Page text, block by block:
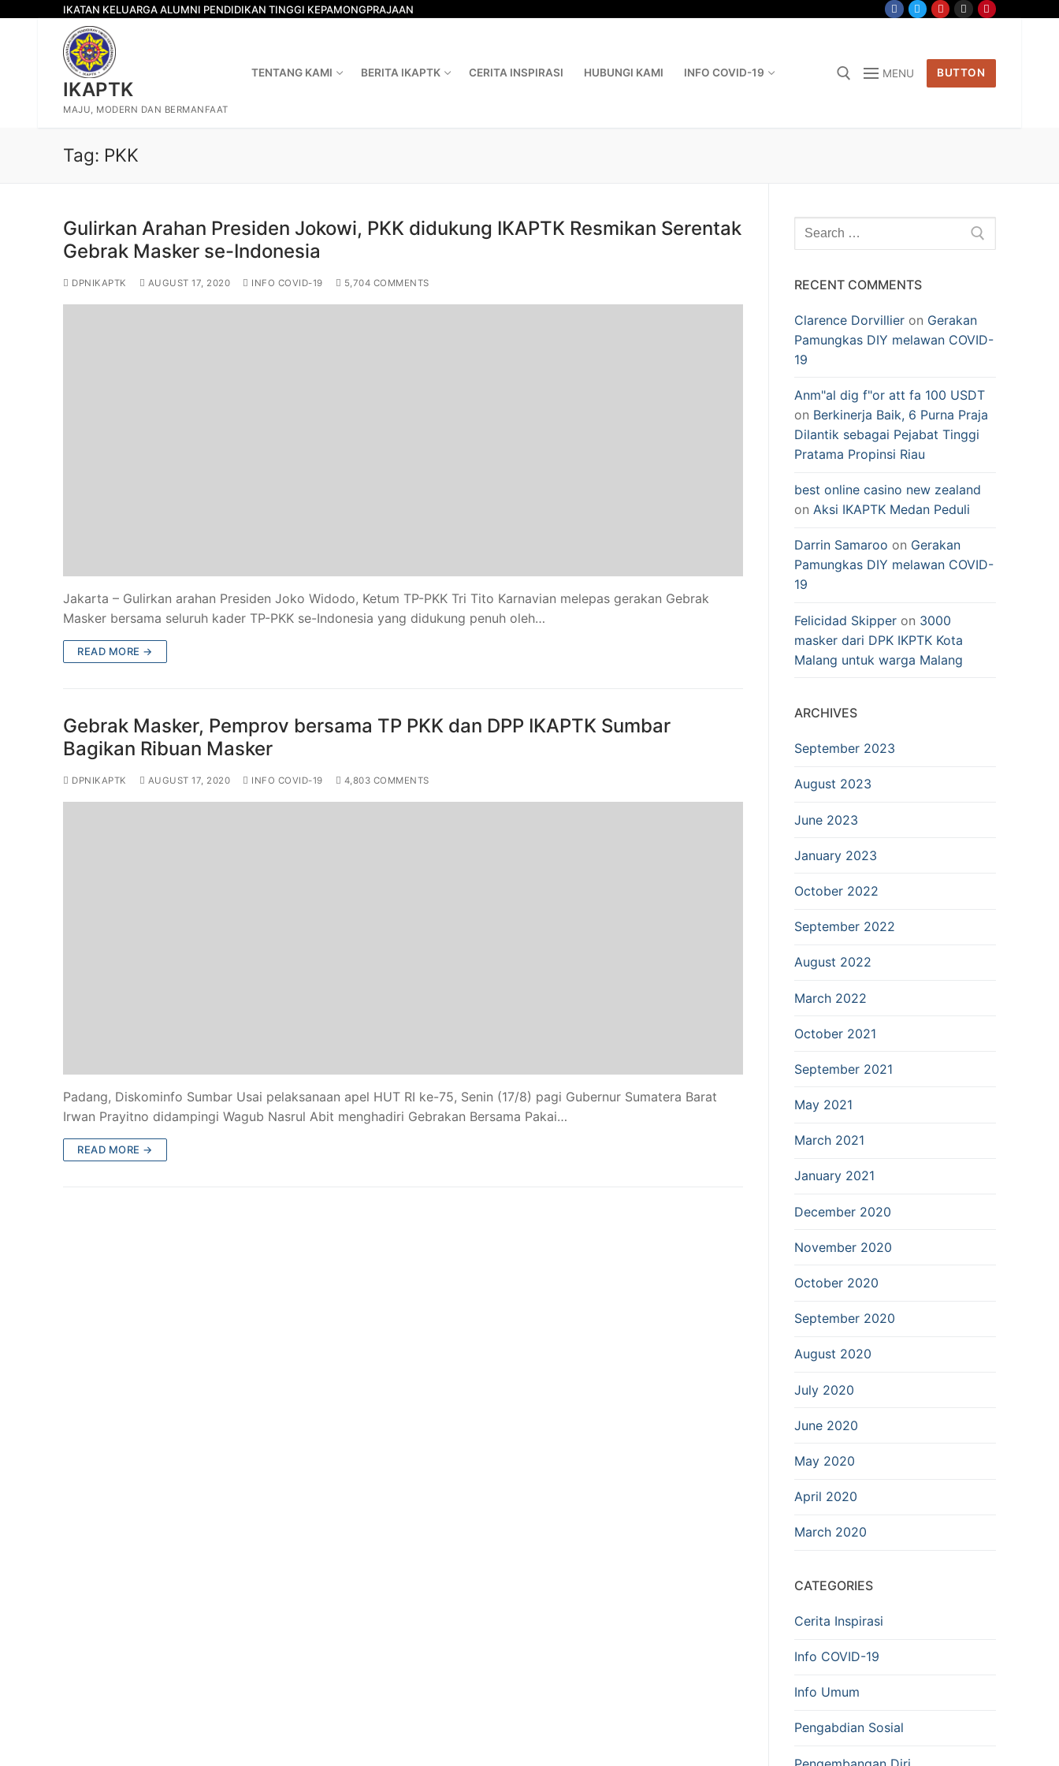
IKATAN KELUARGA ALUMNI PENDIDIKAN TINGGI KEPAMONGPRAJAAN
IKAPTK
MAJU, MODERN DAN BERMANFAAT
TENTANG KAMI BERITA IKAPTK CERITA INSPIRASI HUBUNGI KAMI INFO COVID-19 MENU BUTTON
Tag: PKK
Gulirkan Arahan Presiden Jokowi, PKK didukung IKAPTK Resmikan Serentak
Gebrak Masker se-Indonesia
DPNIKAPTK AUGUST 17, 2020 INFO COVID-19 5,704 COMMENTS
Jakarta – Gulirkan arahan Presiden Joko Widodo, Ketum TP-PKK Tri Tito Karnavian melepas gerakan Gebrak
Masker bersama seluruh kader TP-PKK se-Indonesia yang didukung penuh oleh…
READ MORE →
Gebrak Masker, Pemprov bersama TP PKK dan DPP IKAPTK Sumbar
Bagikan Ribuan Masker
DPNIKAPTK AUGUST 17, 2020 INFO COVID-19 4,803 COMMENTS
Padang, Diskominfo Sumbar Usai pelaksanaan apel HUT RI ke-75, Senin (17/8) pagi Gubernur Sumatera Barat
Irwan Prayitno didampingi Wagub Nasrul Abit menghadiri Gebrakan Bersama Pakai…
READ MORE →
Search
for:
RECENT COMMENTS
Clarence Dorvillier on Gerakan
Pamungkas DIY melawan COVID-
19
Anm"al dig f"or att fa 100 USDT
on Berkinerja Baik, 6 Purna Praja
Dilantik sebagai Pejabat Tinggi
Pratama Propinsi Riau
best online casino new zealand
on Aksi IKAPTK Medan Peduli
Darrin Samaroo on Gerakan
Pamungkas DIY melawan COVID-
19
Felicidad Skipper on 3000
masker dari DPK IKPTK Kota
Malang untuk warga Malang
ARCHIVES
September 2023
August 2023
June 2023
January 2023
October 2022
September 2022
August 2022
March 2022
October 2021
September 2021
May 2021
March 2021
January 2021
December 2020
November 2020
October 2020
September 2020
August 2020
July 2020
June 2020
May 2020
April 2020
March 2020
CATEGORIES
Cerita Inspirasi
Info COVID-19
Info Umum
Pengabdian Sosial